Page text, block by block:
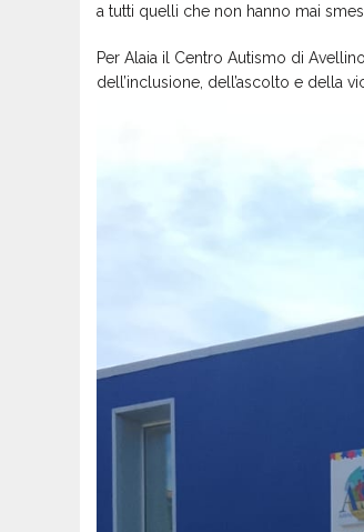
a tutti quelli che non hanno mai
Per Alaia il Centro Autismo di
dell’inclusione, dell’ascolto e della